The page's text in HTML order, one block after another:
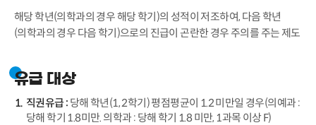
해당 학년(의학과의 경우 해당 학기)의 성적이 저조하여, 다음 학년
(의학과의 경우 다음 학기)으로의 진급이 곤란한 경우 주의를 주는 제도
유급 대상
직권유급 : 당해 학년(1, 2학기) 평점평균이 1.2 미만일 경우(의예과 :
당해 학기 1.8미만. 의학과 : 당해 학기 1.8 미만, 1과목 이상 F)